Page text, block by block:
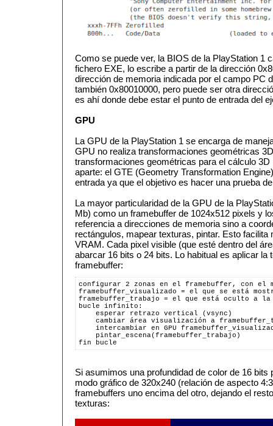
Como se puede ver, la BIOS de la PlayStation 1
fichero EXE, lo escribe a partir de la dirección
dirección de memoria indicada por el campo PC
también 0x80010000, pero puede ser otra
es ahí donde debe estar el punto de entrada del
GPU
La GPU de la PlayStation 1 se encarga de
GPU no realiza transformaciones geométricas
transformaciones geométricas para el cálculo
aparte: el GTE (Geometry Transformation
entrada ya que el objetivo es hacer una prueba
La mayor particularidad de la GPU de la
Mb) como un framebuffer de 1024x512 pixels y
referencia a direcciones de memoria sino a
rectángulos, mapear texturas, pintar. Esto facilita
VRAM. Cada pixel visible (que esté dentro del
abarcar 16 bits o 24 bits. Lo habitual es aplicar la
framebuffer:
configurar 2 zonas en el framebuffer, con el
framebuffer_visualizado = el que se está
framebuffer_trabajo = el que está oculto a
bucle infinito:
    esperar retrazo vertical (vsync)
cambiar área visualización a
intercambiar en GPU
    pintar_escena(framebuffer_trabajo)
fin bucle
Si asumimos una profundidad de color de 16
modo gráfico de 320x240 (relación de aspecto
framebuffers uno encima del otro, dejando el
texturas: